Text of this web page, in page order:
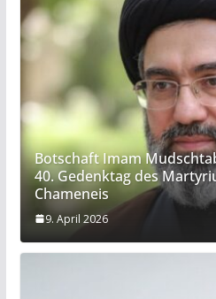
Botschaft Imam
40. Gedenktag des
Chameneis
9. April 2026